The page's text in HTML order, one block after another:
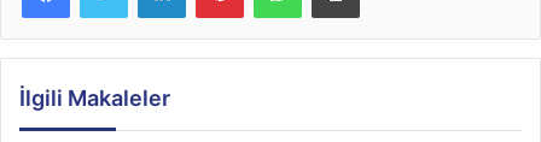
İlgili Makaleler